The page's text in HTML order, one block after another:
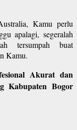
Kamu perlu
apalagi, segeralah
tersumpah buat
Kamu.
Akurat dan
Kabupaten Bogor